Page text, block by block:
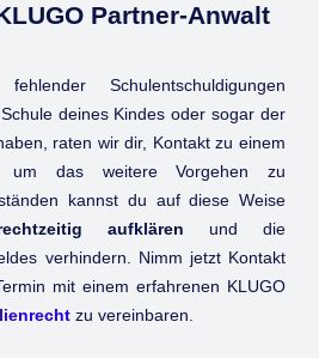
Partner-Anwalt
Schulentschuldigungen
deines Kindes oder sogar der
raten wir dir, Kontakt zu einem
um das weitere Vorgehen zu
kannst du auf diese Weise
aufklären und die
verhindern. Nimm jetzt Kontakt
mit einem erfahrenen KLUGO
zu vereinbaren.